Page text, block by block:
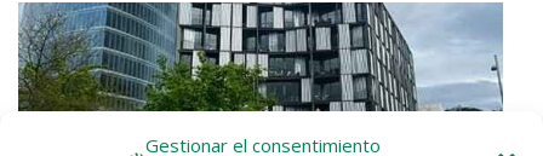
Gestionar el consentimiento